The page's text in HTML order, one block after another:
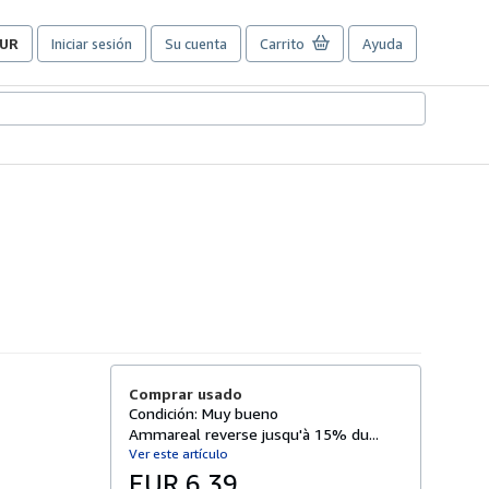
Iniciar sesión Su cuenta Carrito Ayuda
Comprar usado
Condición: Muy bueno
Ammareal reverse jusqu'à 15% du...
Ver este artículo